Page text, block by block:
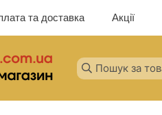
та доставка Акції